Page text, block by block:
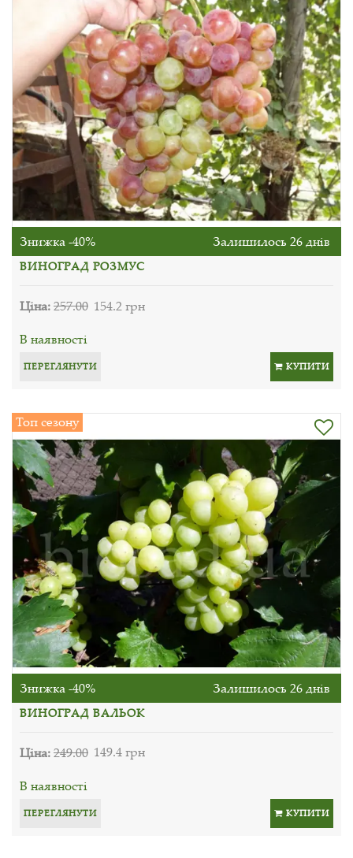
Знижка -40% Залишилось 26 днів
ВИНОГРАД РОЗМУС
Ціна:257.00 154.2 грн
В наявності
ПЕРЕГЛЯНУТИ КУПИТИ
Топ сезону
Знижка -40% Залишилось 26 днів
ВИНОГРАД ВАЛЬОК
Ціна:249.00 149.4 грн
В наявності
ПЕРЕГЛЯНУТИ КУПИТИ